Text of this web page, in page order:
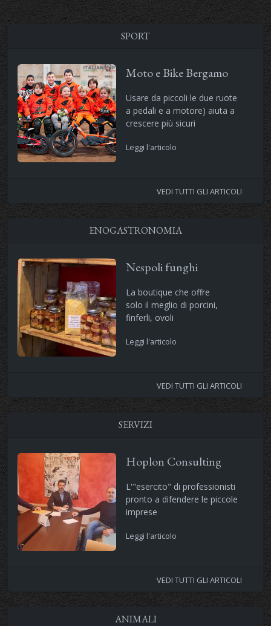
SPORT
Moto e Bike Bergamo
Usare da piccoli le due ruote
a pedali e a motore) aiuta a
crescere più sicuri
Leggi l'articolo
VEDI TUTTI GLI ARTICOLI
ENOGASTRONOMIA
Nespoli funghi
La boutique che offre
solo il meglio di porcini,
finferli, ovoli
Leggi l'articolo
VEDI TUTTI GLI ARTICOLI
SERVIZI
Hoplon Consulting
L'"esercito" di professionisti
pronto a difendere le piccole
imprese
Leggi l'articolo
VEDI TUTTI GLI ARTICOLI
ANIMALI